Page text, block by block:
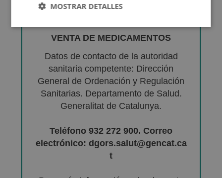
VENTA DE MEDICAMENTOS
Datos de contacto de la autoridad
sanitaria competente: Dirección
General de Ordenación y Regulación
Sanitarias. Departamento de Salud.
Generalitat de Catalunya.
Teléfono 932 272 900. Correo
electrónico: dgors.salut@gencat.ca
t
MOSTRAR DETALLES